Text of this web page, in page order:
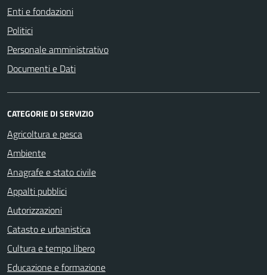
Enti e fondazioni
Politici
Personale amministrativo
Documenti e Dati
CATEGORIE DI SERVIZIO
Agricoltura e pesca
Ambiente
Anagrafe e stato civile
Appalti pubblici
Autorizzazioni
Catasto e urbanistica
Cultura e tempo libero
Educazione e formazione